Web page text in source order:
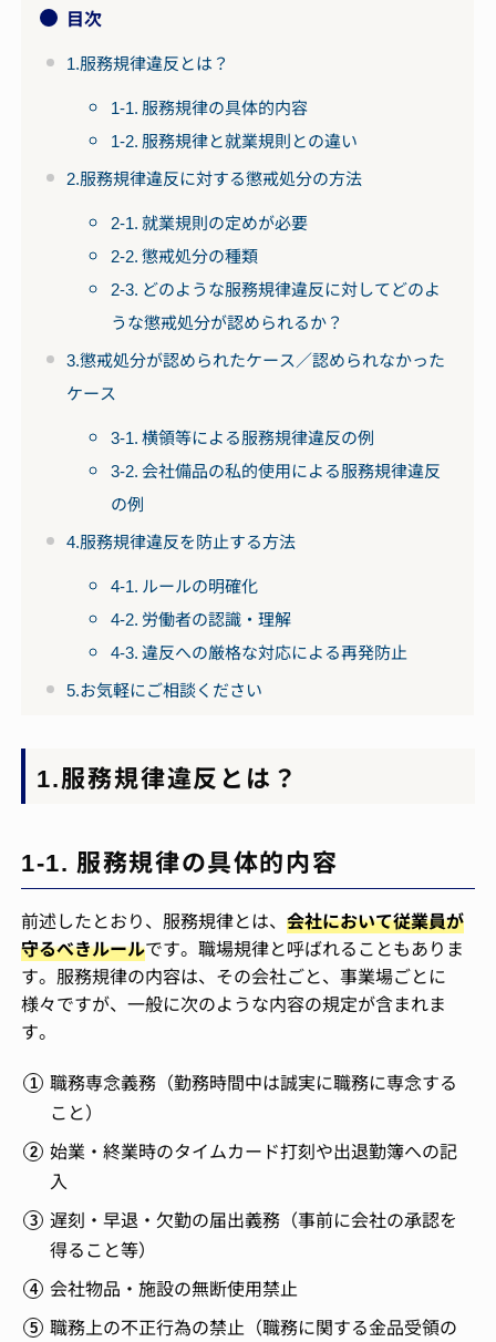
目次
1.服務規律違反とは？
1-1. 服務規律の具体的内容
1-2. 服務規律と就業規則との違い
2.服務規律違反に対する懲戒処分の方法
2-1. 就業規則の定めが必要
2-2. 懲戒処分の種類
2-3. どのような服務規律違反に対してどのよ
うな懲戒処分が認められるか？
3.懲戒処分が認められたケース／認められなかった
ケース
3-1. 横領等による服務規律違反の例
3-2. 会社備品の私的使用による服務規律違反
の例
4.服務規律違反を防止する方法
4-1. ルールの明確化
4-2. 労働者の認識・理解
4-3. 違反への厳格な対応による再発防止
5.お気軽にご相談ください
1.服務規律違反とは？
1-1. 服務規律の具体的内容
前述したとおり、服務規律とは、会社において従業員が
守るべきルールです。職場規律と呼ばれることもありま
す。服務規律の内容は、その会社ごと、事業場ごとに
様々ですが、一般に次のような内容の規定が含まれま
す。
職務専念義務（勤務時間中は誠実に職務に専念する
こと）
始業・終業時のタイムカード打刻や出退勤簿への記
入
遅刻・早退・欠勤の届出義務（事前に会社の承認を
得ること等）
会社物品・施設の無断使用禁止
職務上の不正行為の禁止（職務に関する金品受領の